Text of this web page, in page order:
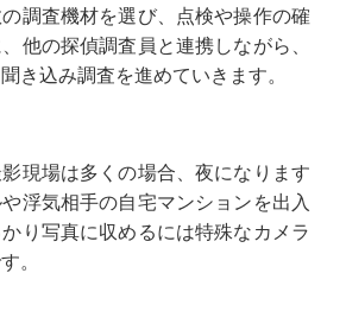
調査機材を選び、点検や操作の確
他の探偵調査員と連携しながら、
き込み調査を進めていきます。
現場は多くの場合、夜になります
浮気相手の自宅マンションを出入
り写真に収めるには特殊なカメラ
。